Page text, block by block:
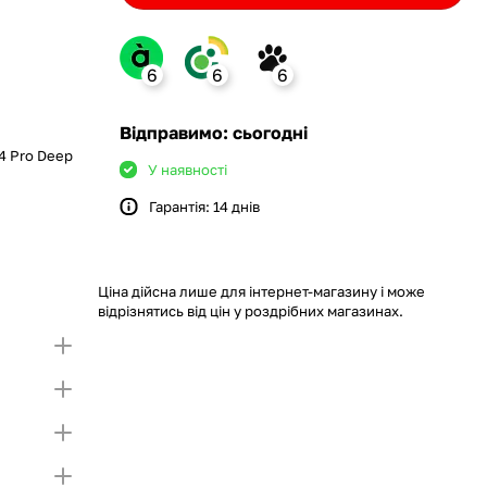
Pro Deep
6 6
частини платежу та Першого
6
першої частини платежу та Першого
Відправимо: сьогодні
У наявності
Гарантія: 14 днів
Ціна дійсна лише для інтернет-магазину і може
відрізнятись від цін у роздрібних магазинах.